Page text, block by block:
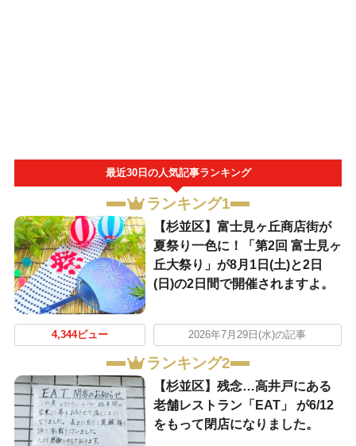
最近30日の人気記事ランキング
ランキング1
【杉並区】富士見ヶ丘商店街が
夏祭り一色に！「第2回 富士見ヶ
丘大祭り」が8月1日(土)と2日
(日)の2日間で開催されますよ。
4,344ビュー 2026年7月29日(水)の記事
ランキング2
【杉並区】残念…高井戸にある
老舗レストラン「EAT」 が6/12
をもって閉店になりました。